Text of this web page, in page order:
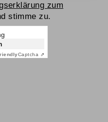
zum
stimme zu.
Captcha ⇗